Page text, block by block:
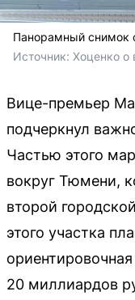
Панорамный снимок
Источник: Хоценко о
Вице-премьер
подчеркнул
Частью этого
вокруг Тюмени,
второй
этого участка
20 миллиардов